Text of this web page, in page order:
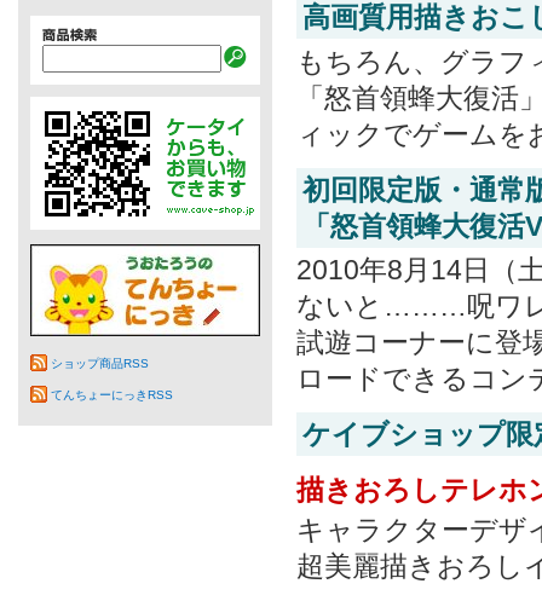
ショップ商品RSS
てんちょーにっきRSS
高画質用描きおこ
もちろん、グラフ
「怒首領蜂大復
ィックでゲームを
初回限定版・通常
「怒首領蜂大復
2010年8月14日（
ないと………呪ワ
試遊コーナーに登
ロードできるコン
ケイブショップ限
描きおろしテレホ
キャラクターデザ
超美麗描きおろし